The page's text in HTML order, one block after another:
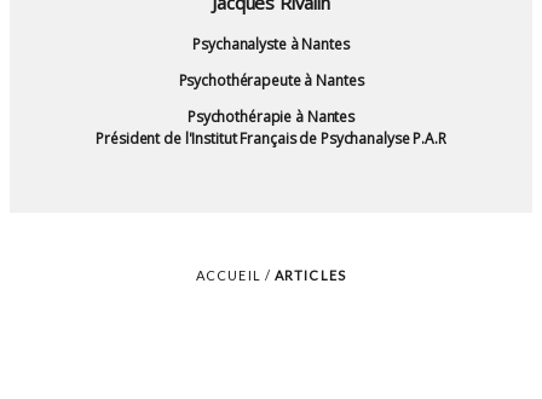
Psychanalyste à Nantes
Psychothérapeute à Nantes
Psychothérapie à Nantes
Président de l'Institut Français de Psychanalyse P.A.R
ACCUEIL / ARTICLES